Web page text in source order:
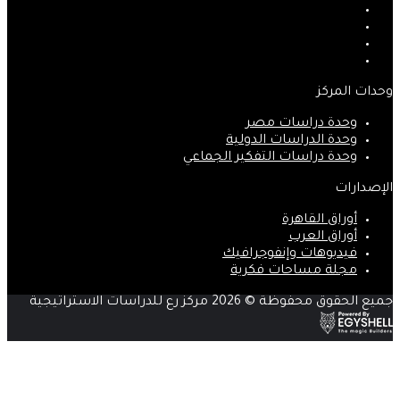
وحدات المركز
وحدة دراسات مصر
وحدة الدراسات الدولية
وحدة دراسات التفكير الجماعي
الإصدارات
أوراق القاهرة
أوراق العرب
فيديوهات وإنفوجرافيك
مجلة مساحات فكرية
جميع الحقوق محفوظة © 2026 مركز رع للدراسات الاستراتيجية